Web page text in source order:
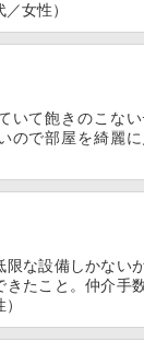
女性）
いて飽きのこな
ので部屋を綺麗に
限な設備しかない
きたこと。仲介手